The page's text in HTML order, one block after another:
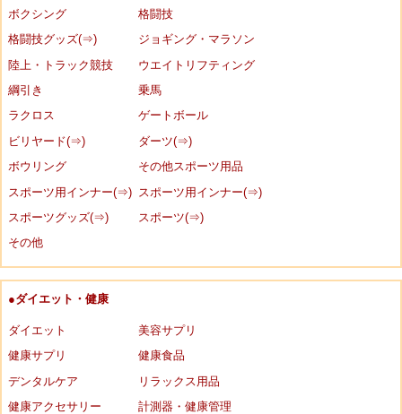
ボクシング
格闘技
格闘技グッズ(⇒)
ジョギング・マラソン
陸上・トラック競技
ウエイトリフティング
綱引き
乗馬
ラクロス
ゲートボール
ビリヤード(⇒)
ダーツ(⇒)
ボウリング
その他スポーツ用品
スポーツ用インナー(⇒)
スポーツ用インナー(⇒)
スポーツグッズ(⇒)
スポーツ(⇒)
その他
●ダイエット・健康
ダイエット
美容サプリ
健康サプリ
健康食品
デンタルケア
リラックス用品
健康アクセサリー
計測器・健康管理